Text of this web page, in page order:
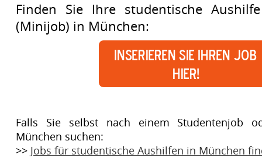
Finden Sie Ihre studentische
(Minijob) in München:
Inserieren Sie Ihren Job
hier!
Falls Sie selbst nach einem Studentenjob
München suchen:
>> Jobs für studentische Aushilfen in München